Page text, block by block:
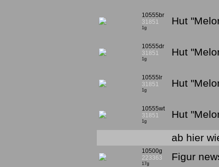
10555br
31851
1g
Hut
10555dr
31851
1g
Hut
10555lr
31851
1g
Hut
10555wt
31851
1g
Hut
ab hier
10500g
223363
17g
Figur